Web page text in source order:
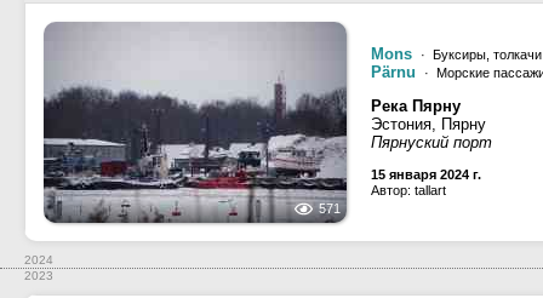
571
Mons · Буксиры,
Pärnu · Морские
Река Пярну
Эстония, Пярну
Пярнуский порт
15 января 2024 г.
Автор: tallart
2024
2023